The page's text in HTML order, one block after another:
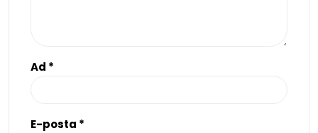
Ad *
E-posta *